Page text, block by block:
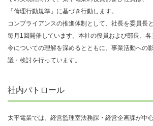
「倫理行動規準」に基づき行動します。
コンプライアンスの推進体制として、社長を委員長
毎月1回開催しています。本社の役員および部長、
令についての理解を深めるとともに、事業活動への
議・検討を行っています。
社内パトロール
太平電業では、経営監理室法務課・経営企画課が中